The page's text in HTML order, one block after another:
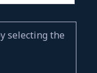
selecting the